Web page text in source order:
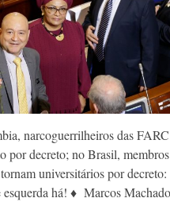
narcoguerrilheiros das
por decreto; no Brasil,
universitários por decreto:
esquerda há! ♦ Marcos